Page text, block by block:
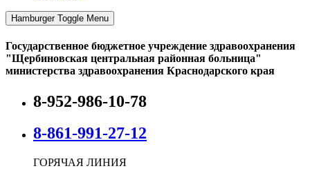
Hamburger Toggle Menu
Государственное бюджетное учреждение здравоохранения
"Щербиновская центральная районная больница"
министерства здравоохранения Краснодарского края
8-952-986-10-78
8-861-991-27-12
ГОРЯЧАЯ ЛИНИЯ